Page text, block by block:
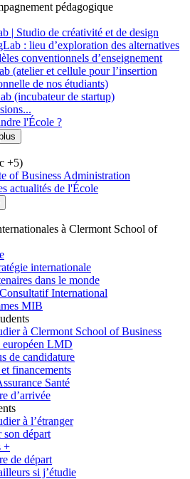
pédagogique
| Studio de créativité et de design
: lieu d’exploration des alternatives
conventionnels d’enseignement
(atelier et cellule pour l’insertion
de nos étudiants)
(incubateur de startup)
l'École ?
+5)
of Business Administration
actualités de l'École
à Clermont School of
internationale
dans le monde
International
MIB
à Clermont School of Business
européen LMD
de candidature
financements
Santé
d’arrivée
à l’étranger
son départ
+
de départ
si j’étudie